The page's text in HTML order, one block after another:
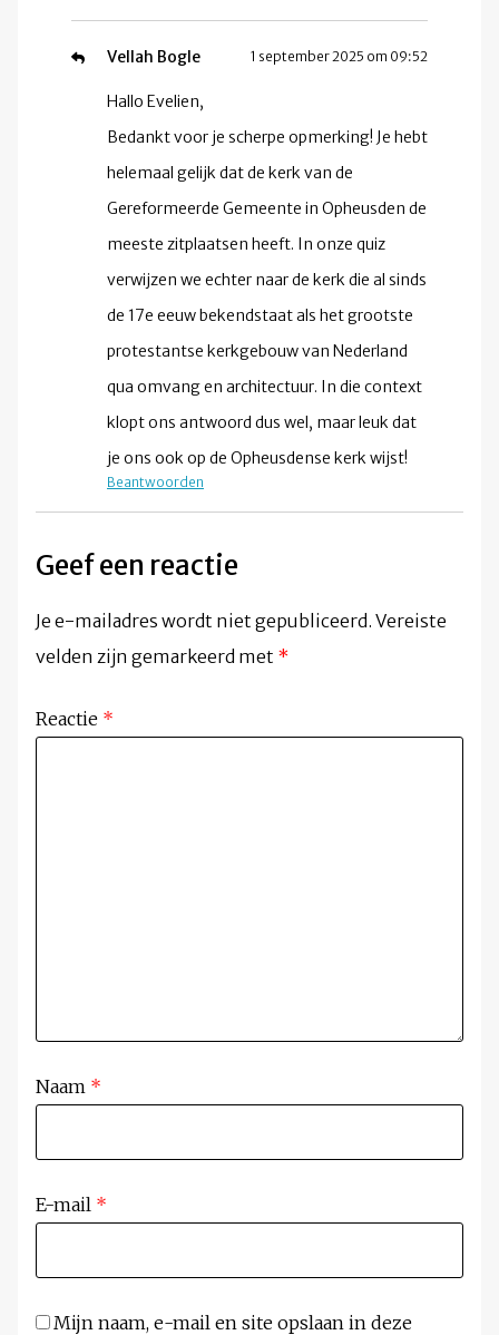
Vellah Bogle 1 september 2025 om 09:52
Hallo Evelien,
Bedankt voor je scherpe opmerking! Je hebt
helemaal gelijk dat de kerk van de
Gereformeerde Gemeente in Opheusden de
meeste zitplaatsen heeft. In onze quiz
verwijzen we echter naar de kerk die al sinds
de 17e eeuw bekendstaat als het grootste
protestantse kerkgebouw van Nederland
qua omvang en architectuur. In die context
klopt ons antwoord dus wel, maar leuk dat
je ons ook op de Opheusdense kerk wijst!
Beantwoorden
Geef een reactie
Je e-mailadres wordt niet gepubliceerd. Vereiste
velden zijn gemarkeerd met *
Reactie *
Naam *
E-mail *
Mijn naam, e-mail en site opslaan in deze